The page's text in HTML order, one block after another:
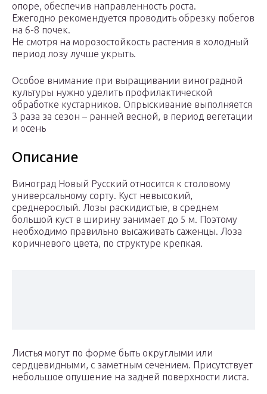
опоре, обеспечив направленность роста.
Ежегодно рекомендуется проводить обрезку побегов
на 6-8 почек.
Не смотря на морозостойкость растения в холодный
период лозу лучше укрыть.
Особое внимание при выращивании виноградной
культуры нужно уделить профилактической
обработке кустарников. Опрыскивание выполняется
3 раза за сезон – ранней весной, в период вегетации
и осень
Описание
Виноград Новый Русский относится к столовому
универсальному сорту. Куст невысокий,
среднерослый. Лозы раскидистые, в среднем
большой куст в ширину занимает до 5 м. Поэтому
необходимо правильно высаживать саженцы. Лоза
коричневого цвета, по структуре крепкая.
Листья могут по форме быть округлыми или
сердцевидными, с заметным сечением. Присутствует
небольшое опушение на задней поверхности листа.